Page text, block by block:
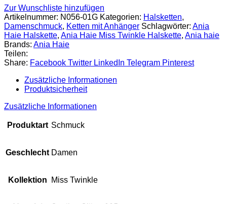
Zur Wunschliste hinzufügen
Artikelnummer: N056-01G Kategorien: Halsketten,
Damenschmuck, Ketten mit Anhänger Schlagwörter: Ania
Haie Halskette, Ania Haie Miss Twinkle Halskette, Ania haie
Brands: Ania Haie
Teilen:
Share: Facebook Twitter LinkedIn Telegram Pinterest
Zusätzliche Informationen
Produktsicherheit
Zusätzliche Informationen
Produktart Schmuck
Geschlecht Damen
Kollektion Miss Twinkle